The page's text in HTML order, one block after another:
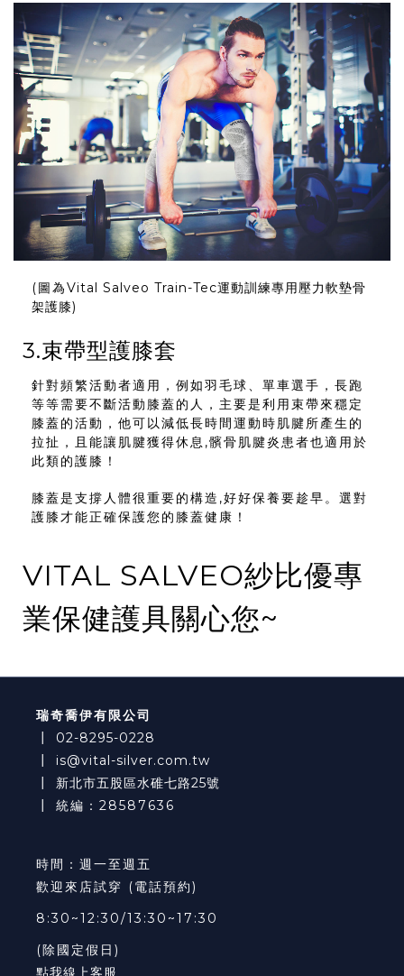
(圖為Vital Salveo Train-Tec運動訓練專用壓力軟墊骨
架護膝)
3.束帶型護膝套
針對頻繁活動者適用，例如羽毛球、單車選手，長跑
等等需要不斷活動膝蓋的人，主要是利用束帶來穩定
膝蓋的活動，他可以減低長時間運動時肌腱所產生的
拉扯，且能讓肌腱獲得休息,髕骨肌腱炎患者也適用於
此類的護膝！
膝蓋是支撐人體很重要的構造,好好保養要趁早。選對
護膝才能正確保護您的膝蓋健康！
VITAL SALVEO紗比優專
業保健護具關心您~
瑞奇喬伊有限公司
02-8295-0228
is@vital-silver.com.tw
新北市五股區水碓七路25號
┃ 統編：28587636
時間：週一至週五
歡迎來店試穿 (電話預約)
8:30~12:30/13:30~17:30
(除國定假日)
點我線上客服